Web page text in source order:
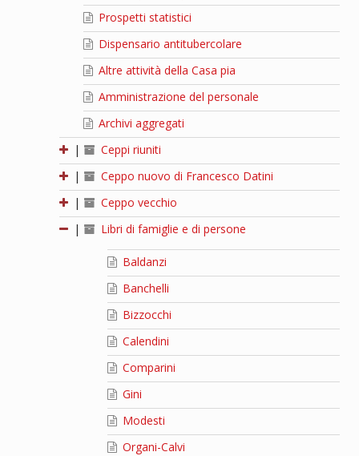
Prospetti statistici
Dispensario antitubercolare
Altre attività della Casa pia
Amministrazione del personale
Archivi aggregati
|
Ceppi riuniti
|
Ceppo nuovo di Francesco Datini
|
Ceppo vecchio
|
Libri di famiglie e di persone
Baldanzi
Banchelli
Bizzocchi
Calendini
Comparini
Gini
Modesti
Organi-Calvi